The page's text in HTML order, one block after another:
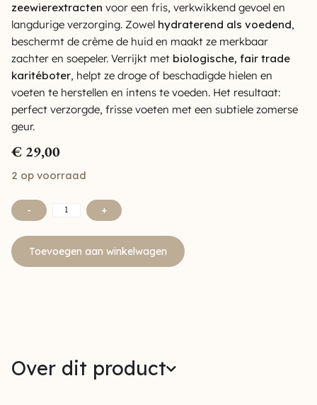
zeewierextracten voor een fris, verkwikkend gevoel en
langdurige verzorging. Zowel hydraterend als voedend,
beschermt de crème de huid en maakt ze merkbaar
zachter en soepeler. Verrijkt met biologische, fair trade
karitéboter, helpt ze droge of beschadigde hielen en
voeten te herstellen en intens te voeden. Het resultaat:
perfect verzorgde, frisse voeten met een subtiele zomerse
geur.
€ 29,00
2 op voorraad
- +
Toevoegen aan winkelwagen
Over dit product